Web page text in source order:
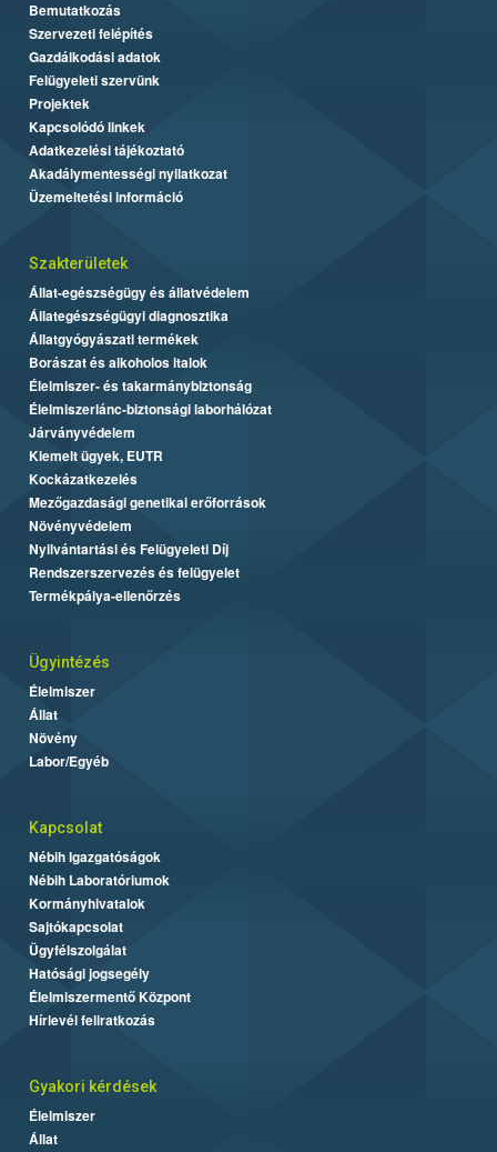
Bemutatkozás
Szervezeti felépítés
Gazdálkodási adatok
Felügyeleti szervünk
Projektek
Kapcsolódó linkek
Adatkezelési tájékoztató
Akadálymentességi nyilatkozat
Üzemeltetési információ
Szakterületek
Állat-egészségügy és állatvédelem
Állategészségügyi diagnosztika
Állatgyógyászati termékek
Borászat és alkoholos italok
Élelmiszer- és takarmánybiztonság
Élelmiszerlánc-biztonsági laborhálózat
Járványvédelem
Kiemelt ügyek, EUTR
Kockázatkezelés
Mezőgazdasági genetikai erőforrások
Növényvédelem
Nyilvántartási és Felügyeleti Díj
Rendszerszervezés és felügyelet
Termékpálya-ellenőrzés
Ügyintézés
Élelmiszer
Állat
Növény
Labor/Egyéb
Kapcsolat
Nébih Igazgatóságok
Nébih Laboratóriumok
Kormányhivatalok
Sajtókapcsolat
Ügyfélszolgálat
Hatósági jogsegély
Élelmiszermentő Központ
Hírlevél feliratkozás
Gyakori kérdések
Élelmiszer
Állat